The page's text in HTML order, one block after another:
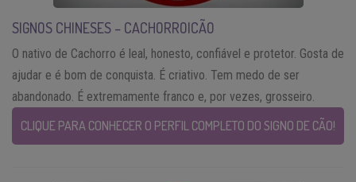
SIGNOS CHINESES – CACHORRO|CÃO
O nativo de Cachorro é leal, honesto, confiável e protetor. Gosta de
ajudar e é bom de conquista. É criativo. Tem medo de ser
abandonado. É extremamente franco e, por vezes, grosseiro.
CLIQUE PARA CONHECER O PERFIL COMPLETO DO SIGNO DE CÃO!